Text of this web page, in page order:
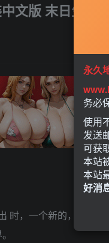
文版 末日生存
时，一个新的，壮观
永久
务必
使用
发送
可获
本站
本站
好消